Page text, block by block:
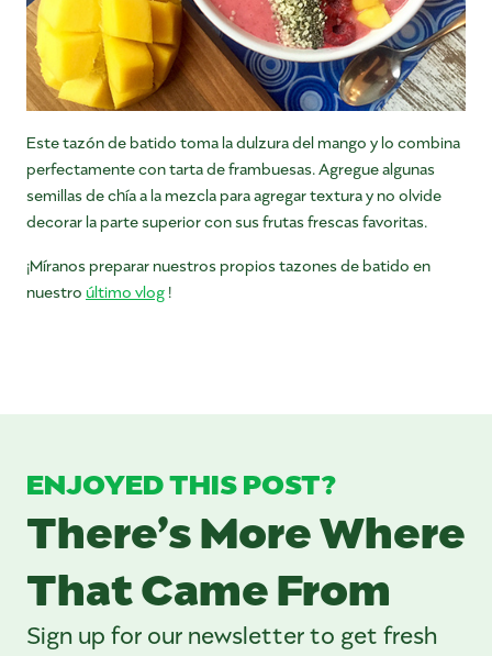
Este tazón de batido toma la dulzura del mango y lo combina
perfectamente con tarta de frambuesas. Agregue algunas
semillas de chía a la mezcla para agregar textura y no olvide
decorar la parte superior con sus frutas frescas favoritas.
¡Míranos preparar nuestros propios tazones de batido en
nuestro último vlog !
ENJOYED THIS POST?
There’s More Where
That Came From
Sign up for our newsletter to get fresh